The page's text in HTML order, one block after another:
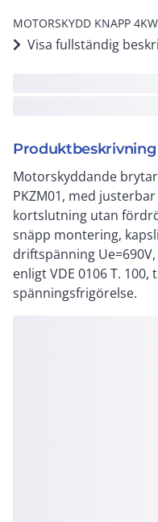
MOTORSKYDD KNAPP 4KW
Visa fullständig
Produktbeskrivning
Motorskyddande
PKZM01, med
kortslutning utan
snäpp montering,
driftspänning
enligt VDE 0106 T.
spänningsfrigörelse.